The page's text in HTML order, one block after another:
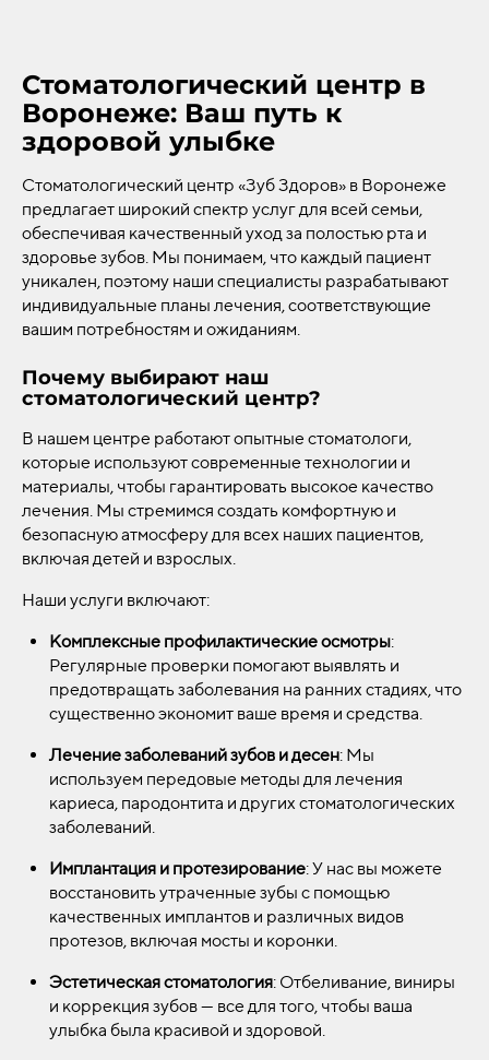
Стоматологический центр в
Воронеже: Ваш путь к
здоровой улыбке
Стоматологический центр «Зуб Здоров» в Воронеже
предлагает широкий спектр услуг для всей семьи,
обеспечивая качественный уход за полостью рта и
здоровье зубов. Мы понимаем, что каждый пациент
уникален, поэтому наши специалисты разрабатывают
индивидуальные планы лечения, соответствующие
вашим потребностям и ожиданиям.
Почему выбирают наш
стоматологический центр?
В нашем центре работают опытные стоматологи,
которые используют современные технологии и
материалы, чтобы гарантировать высокое качество
лечения. Мы стремимся создать комфортную и
безопасную атмосферу для всех наших пациентов,
включая детей и взрослых.
Наши услуги включают:
Комплексные профилактические осмотры:
Регулярные проверки помогают выявлять и
предотвращать заболевания на ранних стадиях, что
существенно экономит ваше время и средства.
Лечение заболеваний зубов и десен: Мы
используем передовые методы для лечения
кариеса, пародонтита и других стоматологических
заболеваний.
Имплантация и протезирование: У нас вы можете
восстановить утраченные зубы с помощью
качественных имплантов и различных видов
протезов, включая мосты и коронки.
Эстетическая стоматология: Отбеливание, виниры
и коррекция зубов — все для того, чтобы ваша
улыбка была красивой и здоровой.